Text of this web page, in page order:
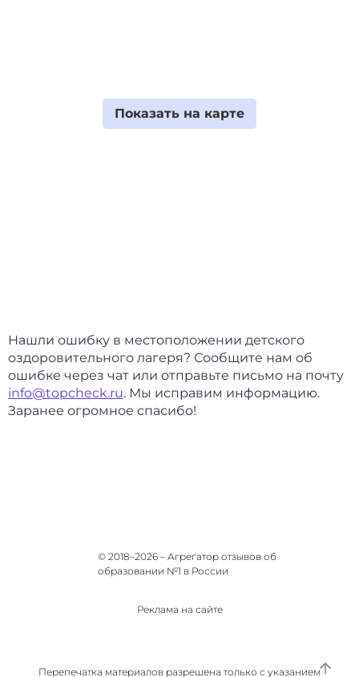
Нашли ошибку в местоположении детского
оздоровительного лагеря? Сообщите нам об
ошибке через чат или отправьте письмо на почту
info@topcheck.ru. Мы исправим информацию.
Заранее огромное спасибо!
© 2018–2026 – Агрегатор отзывов об
образовании №1 в России
Реклама на сайте
Перепечатка материалов разрешена только с указанием